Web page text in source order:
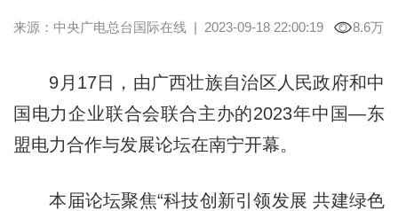
来源：中央广电总台国际在线| 2023-09-18 22:00:19 8.6万
9月17日，由广西壮族自治区人民政府和中
国电力企业联合会联合主办的2023年中国—东
盟电力合作与发展论坛在南宁开幕。
本届论坛聚焦“科技创新引领发展 共建绿色